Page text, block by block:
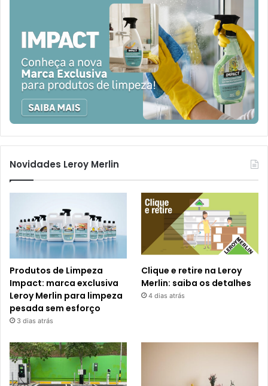
Novidades Leroy Merlin
Produtos de Limpeza
Impact: marca exclusiva
Leroy Merlin para limpeza
pesada sem esforço
3 dias atrás
Clique e retire na Leroy
Merlin: saiba os detalhes
4 dias atrás